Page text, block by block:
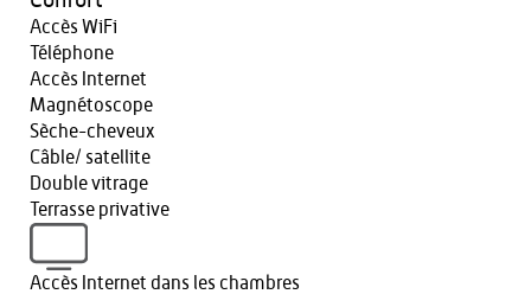
Accès WiFi
Téléphone
Accès Internet
Magnétoscope
Sèche-cheveux
Câble/ satellite
Double vitrage
Terrasse privative
Accès Internet dans les chambres